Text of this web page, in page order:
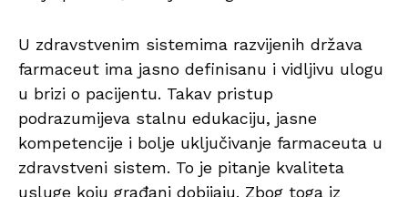
U zdravstvenim sistemima razvijenih država
farmaceut ima jasno definisanu i vidljivu ulogu
u brizi o pacijentu. Takav pristup
podrazumijeva stalnu edukaciju, jasne
kompetencije i bolje uključivanje farmaceuta u
zdravstveni sistem. To je pitanje kvaliteta
usluge koju građani dobijaju. Zbog toga iz